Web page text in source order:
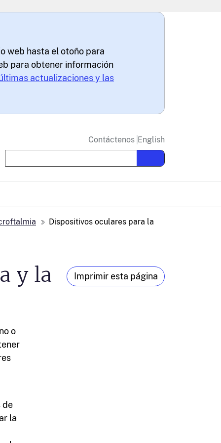
web hasta el otoño para
para obtener información
actualizaciones y las
Contáctenos English
Buscar en la página
Dispositivos oculares para la
Imprimir esta página
y la
o
de
la